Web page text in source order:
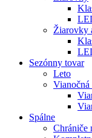
Žiarovky
Sezónny tovar
Leto
Spálne
Chrániče